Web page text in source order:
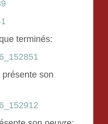
terminés:
son